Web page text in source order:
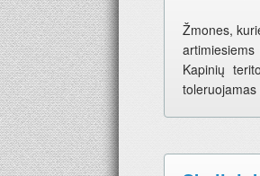
Žmones,
Kapinių
toleruojamas